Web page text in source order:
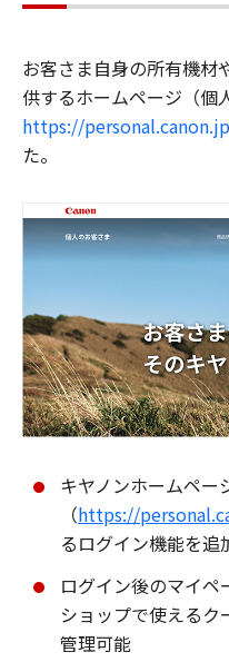
お客さま自身の所有機材
供するホームページ（個
https://
た。
キヤノンホームペー
（https://
るログイン機能を追
ログイン後のマイペ
ショップで使える
管理可能